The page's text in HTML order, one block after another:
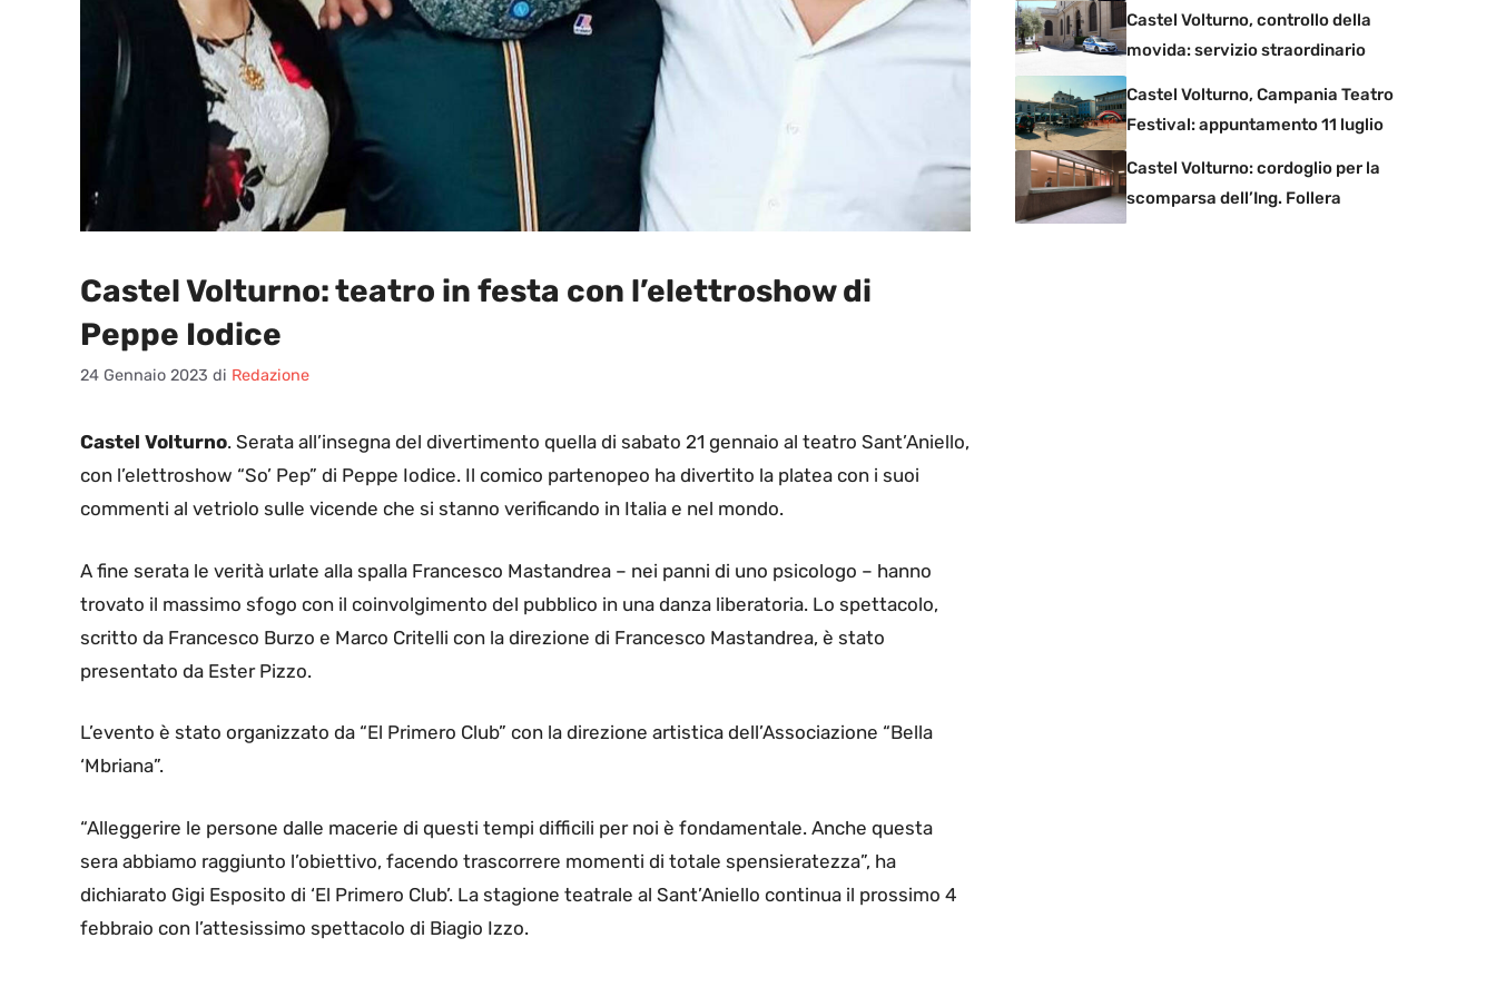
Castel Volturno: teatro in festa con l’elettroshow di
Peppe Iodice
24 Gennaio 2023 di Redazione
Castel Volturno. Serata all’insegna del divertimento quella di sabato 21 gennaio al teatro Sant’Aniello,
con l’elettroshow “So’ Pep” di Peppe Iodice. Il comico partenopeo ha divertito la platea con i suoi
commenti al vetriolo sulle vicende che si stanno verificando in Italia e nel mondo.
A fine serata le verità urlate alla spalla Francesco Mastandrea – nei panni di uno psicologo – hanno
trovato il massimo sfogo con il coinvolgimento del pubblico in una danza liberatoria. Lo spettacolo,
scritto da Francesco Burzo e Marco Critelli con la direzione di Francesco Mastandrea, è stato
presentato da Ester Pizzo.
L’evento è stato organizzato da “El Primero Club” con la direzione artistica dell’Associazione “Bella
‘Mbriana”.
“Alleggerire le persone dalle macerie di questi tempi difficili per noi è fondamentale. Anche questa
sera abbiamo raggiunto l’obiettivo, facendo trascorrere momenti di totale spensieratezza”, ha
dichiarato Gigi Esposito di ‘El Primero Club’. La stagione teatrale al Sant’Aniello continua il prossimo 4
febbraio con l’attesissimo spettacolo di Biagio Izzo.
Castel Volturno, controllo della
movida: servizio straordinario
Castel Volturno, Campania Teatro
Festival: appuntamento 11 luglio
Castel Volturno: cordoglio per la
scomparsa dell’Ing. Follera